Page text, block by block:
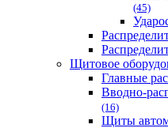
(45)
Щитовое
Главные
Вводно-
(16)
Щиты